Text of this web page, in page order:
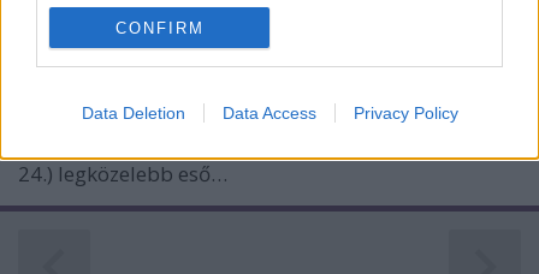
I want to allow my user data to be sent to
I want to allow Google to send me
I want to allow Google to enable storage
related to analytics like cookies on web or
CONFIRM
Data Deletion Data Access Privacy Policy
Az év leghosszabb nappalát és legrövidebb
éjszakáját manapság Európa-szerte és
Magyarországon is elsősorban zenei és kulturális
2022. június 21-én a zene ünnepét huszonhatodik, a
24.) legközelebb eső…